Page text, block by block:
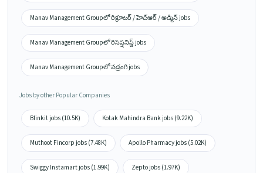
Manav Management Groupలో రిక్రూటర్ / హెచ్ఆర్ / అడ్మిన్ jobs
Manav Management Groupలో రిసెప్షనిస్ట్ jobs
Manav Management Groupలో వడ్రంగి jobs
Jobs by other Popular Companies
Blinkit jobs (10.5K) Kotak Mahindra Bank jobs (9.22K)
Muthoot Fincorp jobs (7.48K) Apollo Pharmacy jobs (5.02K)
Swiggy Instamart jobs (1.99K) Zepto jobs (1.97K)